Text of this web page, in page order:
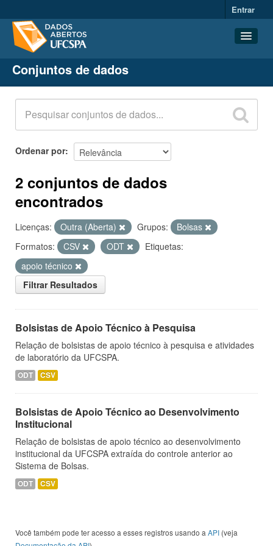
Entrar
Conjuntos de dados
Organizações
Grupos
Sobre
Conjuntos de dados
Ordenar por
2 conjuntos de dados
encontrados
Licenças: Outra (Aberta) Grupos:
Bolsas
Formatos:
CSV ODT
Etiquetas:
apoio técnico
Filtrar Resultados
Bolsistas de Apoio Técnico à Pesquisa
Relação de bolsistas de apoio técnico à pesquisa e atividades
de laboratório da UFCSPA.
ODT CSV
Bolsistas de Apoio Técnico ao Desenvolvimento
Institucional
Relação de bolsistas de apoio técnico ao desenvolvimento
institucional da UFCSPA extraída do controle anterior ao
Sistema de Bolsas.
ODT CSV
Você também pode ter acesso a esses registros usando a API (veja